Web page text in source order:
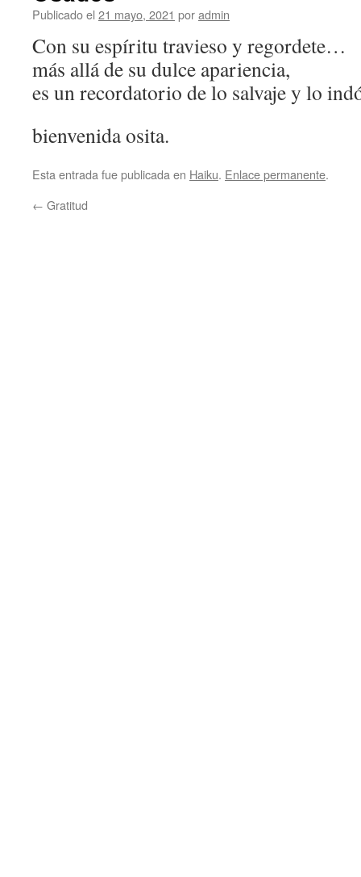
Publicado el 21 mayo, 2021 poradmin
Con su espíritu travieso y regordete…
más allá de su dulce apariencia,
es un recordatorio de lo salvaje y lo
bienvenida osita.
Esta entrada fue publicada en Haiku. Enlace permanente.
← Gratitud